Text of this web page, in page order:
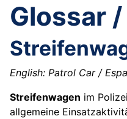
Glossar
English: Patrol Car /
Streifenwagen im
allgemeine